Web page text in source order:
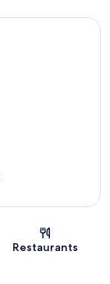
Restaurants